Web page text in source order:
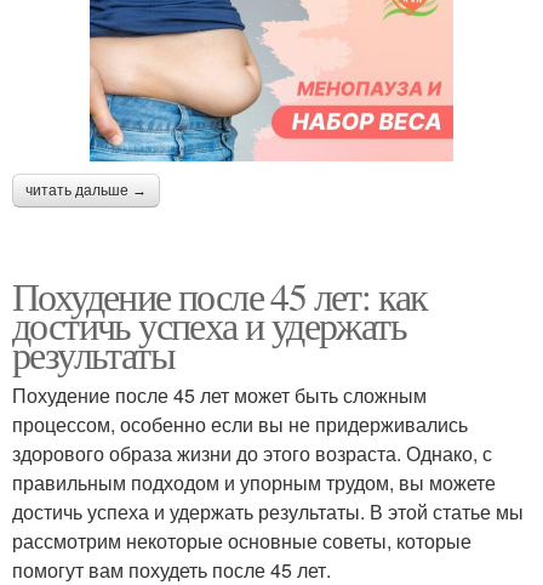
читать дальше →
Похудение после 45 лет: как
достичь успеха и удержать
результаты
Похудение после 45 лет может быть сложным
процессом, особенно если вы не придерживались
здорового образа жизни до этого возраста. Однако, с
правильным подходом и упорным трудом, вы можете
достичь успеха и удержать результаты. В этой статье мы
рассмотрим некоторые основные советы, которые
помогут вам похудеть после 45 лет.